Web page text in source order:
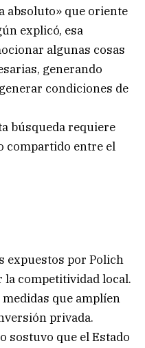
absoluto» que oriente
explicó, esa
algunas cosas
generando
condiciones de
búsqueda requiere
compartido entre el
expuestos por Polich
la competitividad local.
que amplíen
privada.
sostuvo que el Estado